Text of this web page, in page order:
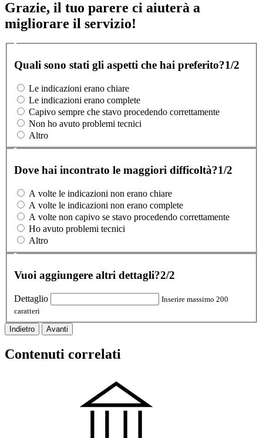
Grazie, il tuo parere ci aiuterà a
migliorare il servizio!
Quali sono stati gli aspetti che hai preferito?1/2
Le indicazioni erano chiare
Le indicazioni erano complete
Capivo sempre che stavo procedendo correttamente
Non ho avuto problemi tecnici
Altro
Dove hai incontrato le maggiori difficoltà?1/2
A volte le indicazioni non erano chiare
A volte le indicazioni non erano complete
A volte non capivo se stavo procedendo correttamente
Ho avuto problemi tecnici
Altro
Vuoi aggiungere altri dettagli?2/2
Dettaglio
Inserire massimo 200
caratteri
Indietro Avanti
Contenuti correlati